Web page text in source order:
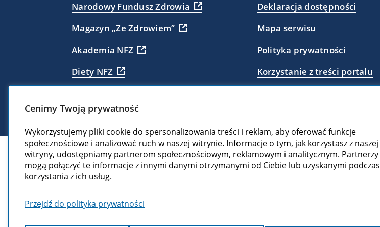
Narodowy Fundusz Zdrowia
Magazyn „Ze Zdrowiem”
Akademia NFZ
Diety NFZ
Deklaracja dostępności
Mapa serwisu
Polityka prywatności
Korzystanie z treści portalu
Cenimy Twoją prywatność
Wykorzystujemy pliki cookie do spersonalizowania treści i reklam, aby oferować funkcje
społecznościowe i analizować ruch w naszej witrynie. Informacje o tym, jak korzystasz z naszej
witryny, udostępniamy partnerom społecznościowym, reklamowym i analitycznym. Partnerzy
mogą połączyć te informacje z innymi danymi otrzymanymi od Ciebie lub uzyskanymi podczas
korzystania z ich usług.
Przejdź do polityka prywatności